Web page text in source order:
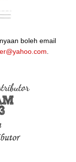
boleh email